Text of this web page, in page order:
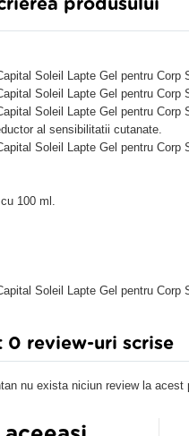
produsului
Soleil Lapte Gel pentru
Soleil Lapte Gel pentru Corp
Soleil Lapte Gel pentru Corp
al sensibilitatii cutanate.
Soleil Lapte Gel pentru Corp
100 ml.
Soleil Lapte Gel pentru Corp
0 review-uri scrise
nu exista niciun review la acest